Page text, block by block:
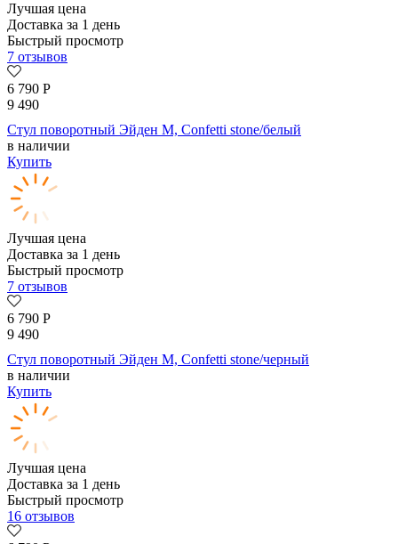
Лучшая цена
Доставка за 1 день
Быстрый просмотр
7 отзывов
6 790 Р
9 490
Стул поворотный Эйден М, Confetti stone/белый
в наличии
Купить
Лучшая цена
Доставка за 1 день
Быстрый просмотр
7 отзывов
6 790 Р
9 490
Стул поворотный Эйден М, Confetti stone/черный
в наличии
Купить
Лучшая цена
Доставка за 1 день
Быстрый просмотр
16 отзывов